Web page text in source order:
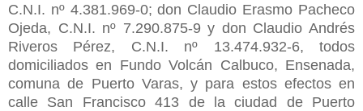
C.N.I. nº 4.381.969-0; don Claudio Erasmo Pacheco
Ojeda, C.N.I. nº 7.290.875-9 y don Claudio Andrés
Riveros Pérez, C.N.I. nº 13.474.932-6, todos
domiciliados en Fundo Volcán Calbuco, Ensenada,
comuna de Puerto Varas, y para estos efectos en
calle San Francisco 413 de la ciudad de Puerto